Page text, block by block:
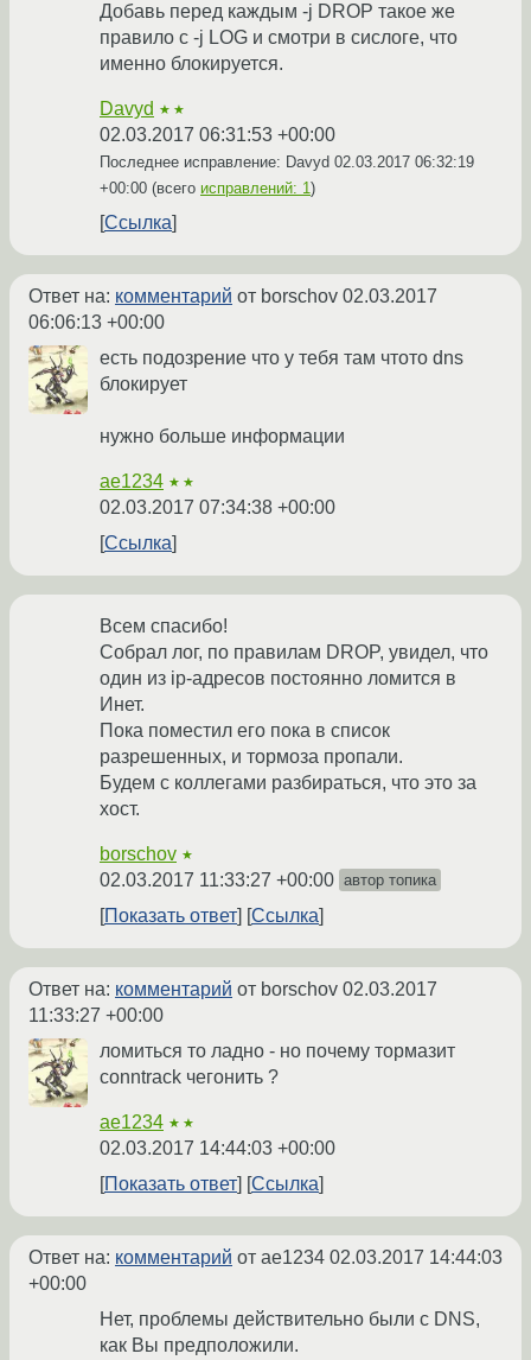
Добавь перед каждым -j DROP такое же
правило с -j LOG и смотри в сислоге, что
именно блокируется.
Davyd ★★
02.03.2017 06:31:53 +00:00
Последнее исправление: Davyd 02.03.2017 06:32:19
+00:00 (всего исправлений: 1)
Ссылка
Ответ на: комментарий от borschov 02.03.2017
06:06:13 +00:00
есть подозрение что у тебя там чтото dns
блокирует
нужно больше информации
ae1234 ★★
02.03.2017 07:34:38 +00:00
Ссылка
Всем спасибо!
Собрал лог, по правилам DROP, увидел, что
один из ip-адресов постоянно ломится в
Инет.
Пока поместил его пока в список
разрешенных, и тормоза пропали.
Будем с коллегами разбираться, что это за
хост.
borschov ★
02.03.2017 11:33:27 +00:00 автор топика
Показать ответ Ссылка
Ответ на: комментарий от borschov 02.03.2017
11:33:27 +00:00
ломиться то ладно - но почему тормазит
conntrack чегонить ?
ae1234 ★★
02.03.2017 14:44:03 +00:00
Показать ответ
Ссылка
Ответ на: комментарий от ae1234 02.03.2017 14:44:03
+00:00
Нет, проблемы действительно были с DNS,
как Вы предположили.